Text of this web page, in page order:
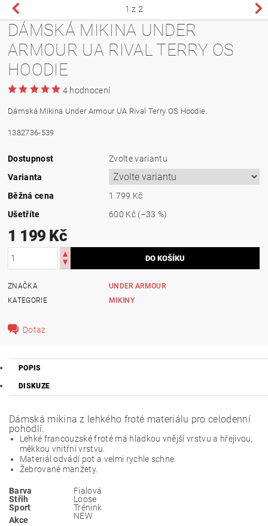
1 z 2
DÁMSKÁ MIKINA UNDER
ARMOUR UA RIVAL TERRY OS
HOODIE
4 hodnocení
Dámská Mikina Under Armour UA Rival Terry OS Hoodie.
1382736-539
Dostupnost
Zvolte variantu
Varianta
Běžná cena
1 799 Kč
Ušetříte
600 Kč (–33 %)
1 199 Kč
ZNAČKA
UNDER ARMOUR
KATEGORIE
MIKINY
Dotaz
POPIS
DISKUZE
Dámská mikina z lehkého froté materiálu pro celodenní
pohodlí.
Lehké francouzské froté má hladkou vnější vrstvu a hřejivou,
měkkou vnitřní vrstvu.
Materiál odvádí pot a velmi rychle schne.
Žebrované manžety.
Barva
Fialová
Střih
Loose
Sport
Trénink
Akce
NEW